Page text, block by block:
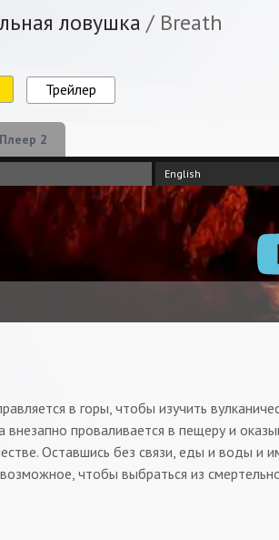
ловушка / Breath
Трейлер
Плеер 2
English
в горы, чтобы изучить
внезапно проваливается в пещеру и
Оставшись без связи, еды и воды и
чтобы выбраться из